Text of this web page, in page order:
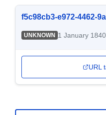
f5c98cb3-e972-4462-
UNKNOWN 1 January 1840
URL